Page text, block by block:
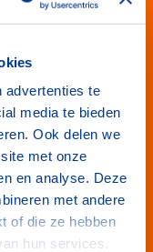
advertenties te
media te bieden
Ook delen we
met onze
en analyse. Deze
met andere
of die ze hebben
hun services.
fungeert
clubs.